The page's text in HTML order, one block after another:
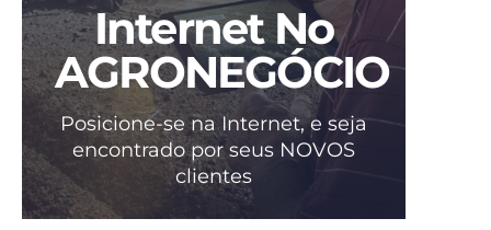
Internet No
AGRONEGÓCIO
Posicione-se na Internet, e seja
encontrado por seus NOVOS
clientes